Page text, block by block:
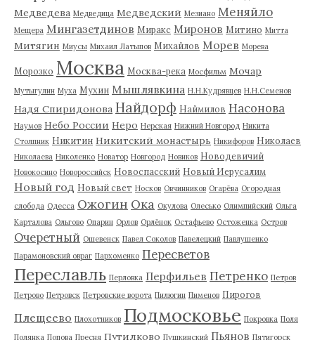
Медведева Медведица Медведский Мезиано Меняйло
Мещера Мингазетдинов Миракс Миронов Митино Митта
Митягин Миусы Михаил Латыпов Михайлов Морев Морева
Морозко Москва Москва-река Мосфильм Мочар
Мутыгулин Муха Мухин Мышлявкина Н.Н.Кудрявцев Н.Н.Семенов
Надя Спиридонова Найдорф Наймилов Насонова
Наумов Небо России Неро Нерская Нижний Новгород Никита
Столпник Никитин Никитский монастырь Никифоров Николаев
Николаева Николенко Новатор Новгород Новиков Новодевичий
Новокосино Новороссийск Новоспасский Новый Иерусалим
Новый год Новый свет Носков Овчинников Огарёва Огородная
слобода Одесса Ожогин Ока Окулова Олесько Олимпийский Ольга
Карталова Ольгово Опарин Орлов Орлёнок Остафьево Остоженка Остров
Очеретный Ошевенск Павел Соколов Павелецкий Павлушенко
Парамоновский овраг Пархоменко Пересветов
Переславль Перловка Перфильев Петренко Петров
Петрово Петровск Петровские ворота Пилюгин Пименов Пирогов
Плещеево Плохотников Подмосковье Покровка Поля
Полянка Попова Пресня Путилково Пушкинский Пьянов Пятигорск